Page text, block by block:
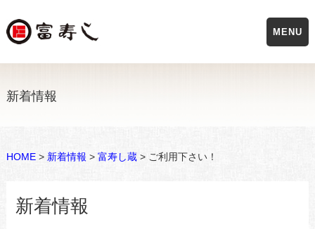
新着情報
HOME> 新着情報 > 富寿し蔵> ご利用下さい！
新着情報
MENU